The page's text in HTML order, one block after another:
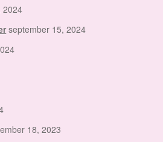
2024
september 15, 2024
18, 2023